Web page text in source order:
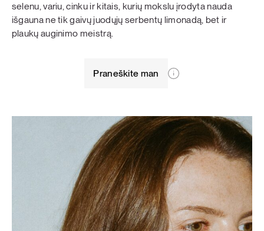
selenu, variu, cinku ir kitais, kurių mokslu įrodyta nauda
išgauna ne tik gaivų juodųjų serbentų limonadą, bet ir
plaukų auginimo meistrą.
Praneškite man